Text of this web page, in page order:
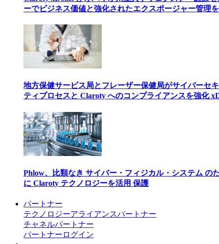
ーでビジネス価値と強化されたエクスポージャー管理
地方保健サービス局とフレーザー保健局がサイバーセ
ティプロセスと Claroty へのコンプライアンスを強化
Phlow、比類なき サイバー・フィジカル・システム の
に Claroty テクノロジーを活用 保護
パートナー
テクノロジーアライアンスパートナー
チャネルパートナー
パートナーログイン